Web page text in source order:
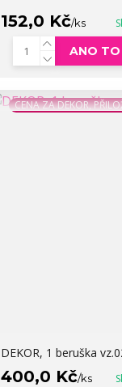
152,0 Kč/ks
ANO TO
CENA ZA DEKOR,
DEKOR, 1 beruška
400,0 Kč/ks